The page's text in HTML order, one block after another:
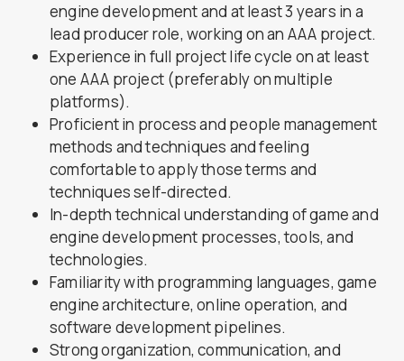
engine development and at least 3 years in a
lead producer role, working on an AAA project.
Experience in full project life cycle on at least
one AAA project (preferably on multiple
platforms).
Proficient in process and people management
methods and techniques and feeling
comfortable to apply those terms and
techniques self-directed.
In-depth technical understanding of game and
engine development processes, tools, and
technologies.
Familiarity with programming languages, game
engine architecture, online operation, and
software development pipelines.
Strong organization, communication, and